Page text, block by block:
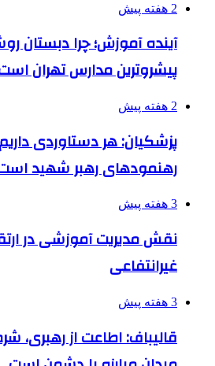
2 هفته پیش
آینده آموزش؛ چرا دبستان
پیشروترین مدارس تهران
2 هفته پیش
پزشکیان: هر دستاوردی
رهنمودهای رهبر شهید
3 هفته پیش
نقش مدیریت آموزشی در
غیرانتفاعی
3 هفته پیش
قالیباف: اطاعت از رهبری،